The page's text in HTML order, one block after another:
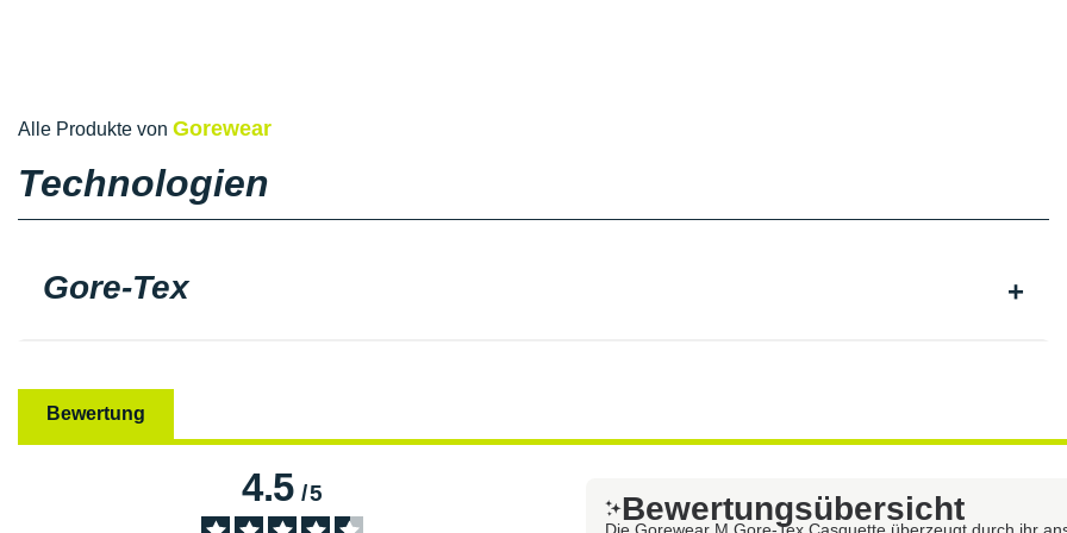
Alle Produkte von Gorewear
Technologien
Gore-Tex
Bewertung
4.5/5 Bewertungsübersicht
Die Gorewear M Gore-Tex Casquette überzeugt durch ihr